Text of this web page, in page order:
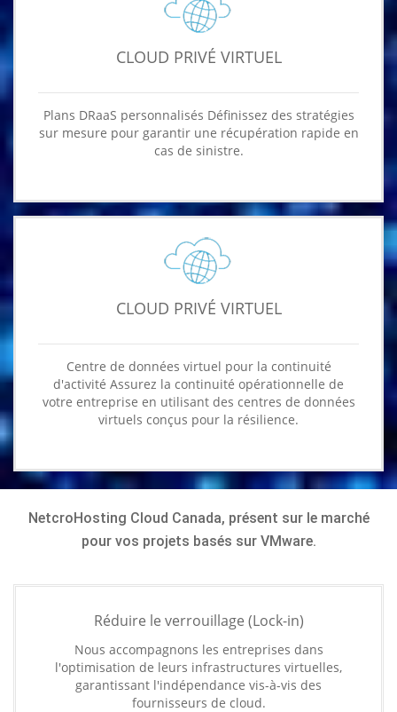
CLOUD PRIVÉ VIRTUEL
Plans DRaaS personnalisés Définissez des stratégies
sur mesure pour garantir une récupération rapide en
cas de sinistre.
CLOUD PRIVÉ VIRTUEL
Centre de données virtuel pour la continuité
d'activité Assurez la continuité opérationnelle de
votre entreprise en utilisant des centres de données
virtuels conçus pour la résilience.
NetcroHosting Cloud Canada, présent sur le marché
pour vos projets basés sur VMware.
Réduire le verrouillage (Lock-in)
Nous accompagnons les entreprises dans
l'optimisation de leurs infrastructures virtuelles,
garantissant l'indépendance vis-à-vis des
fournisseurs de cloud.